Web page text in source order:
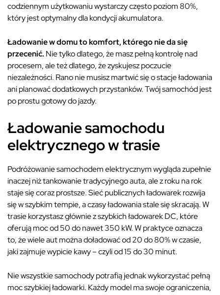
codziennym użytkowaniu wystarczy często poziom 80%,
który jest optymalny dla kondycji akumulatora.
Ładowanie w domu to komfort, którego nie da się
przecenić. Nie tylko dlatego, że masz pełną kontrolę nad
procesem, ale też dlatego, że zyskujesz poczucie
niezależności. Rano nie musisz martwić się o stacje ładowania
ani planować dodatkowych przystanków. Twój samochód jest
po prostu gotowy do jazdy.
Ładowanie samochodu
elektrycznego w trasie
Podróżowanie samochodem elektrycznym wygląda zupełnie
inaczej niż tankowanie tradycyjnego auta, ale z roku na rok
staje się coraz prostsze. Sieć publicznych ładowarek rozwija
się w szybkim tempie, a czasy ładowania stale się skracają. W
trasie korzystasz głównie z szybkich ładowarek DC, które
oferują moc od 50 do nawet 350 kW. W praktyce oznacza
to, że wiele aut można doładować od 20 do 80% w czasie,
jaki zajmuje wypicie kawy – czyli od 15 do 30 minut.
Nie wszystkie samochody potrafią jednak wykorzystać pełną
moc szybkiej ładowarki. Każdy model ma swoje ograniczenia,